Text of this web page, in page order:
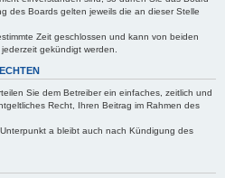
des Boards gelten jeweils die an dieser Stelle
Zeit geschlossen und kann von beiden
gekündigt werden.
Sie dem Betreiber ein einfaches, zeitlich und
Recht, Ihren Beitrag im Rahmen des
a bleibt auch nach Kündigung des